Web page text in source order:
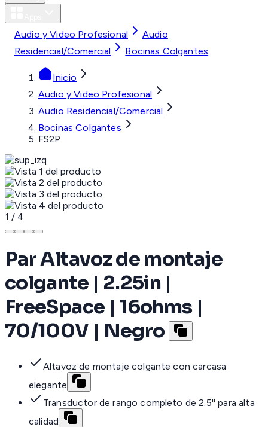
Audio y Video Profesional
Audio
Residencial/Comercial
Bocinas Colgantes
Inicio
Audio y Video Profesional
Audio Residencial/Comercial
Bocinas Colgantes
FS2P
1 / 4
Par Altavoz de montaje
colgante | 2.25in |
FreeSpace | 16ohms |
70/100V | Negro
Altavoz de montaje colgante con carcasa
elegante
Transductor de rango completo de 2.5'' para alta
calidad